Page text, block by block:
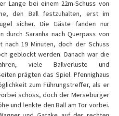
Lange bei einem 22m-Schuss von
den Ball festzuhalten, erst im
sicher. Die Gäste fanden nur
durch Saranha nach Querpass von
nach 19 Minuten, doch der Schuss
geblockt werden. Danach war die
viele Ballverluste und
prägten das Spiel. Pfennighaus
zum Führungstreffer, als er
schoss, doch der Merseburger
und lenkte den Ball am Tor vorbei.